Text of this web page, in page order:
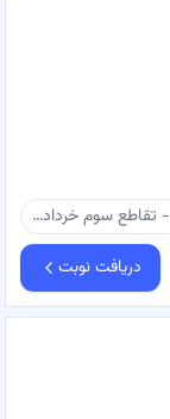
بندرعباس - روبروی پارک جنگلی - بلوار خلیج فارس - تقاطع سوم خرداد بعد از شهرداری منطقه یک - مرکز ناباروری رویای گمبرون - مطب دکتر خشاوی
دریافت نوبت